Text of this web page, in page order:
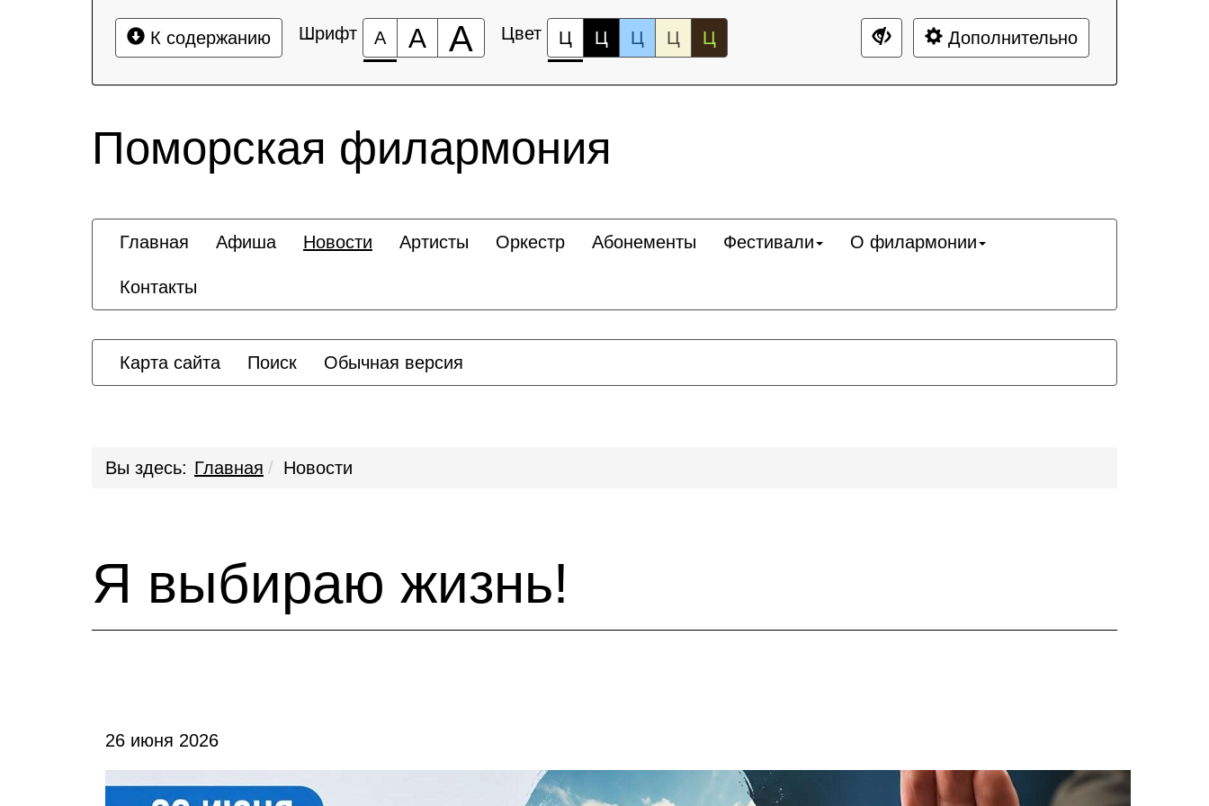
К содержанию Шрифт А А А Цвет Ц Ц Ц Ц Ц Дополнительно
Поморская филармония
Главная Афиша Новости Артисты Оркестр Абонементы Фестивали О филармонии
Контакты
Карта сайта Поиск Обычная версия
Вы здесь: Главная Новости
Я выбираю жизнь!
26 июня 2026